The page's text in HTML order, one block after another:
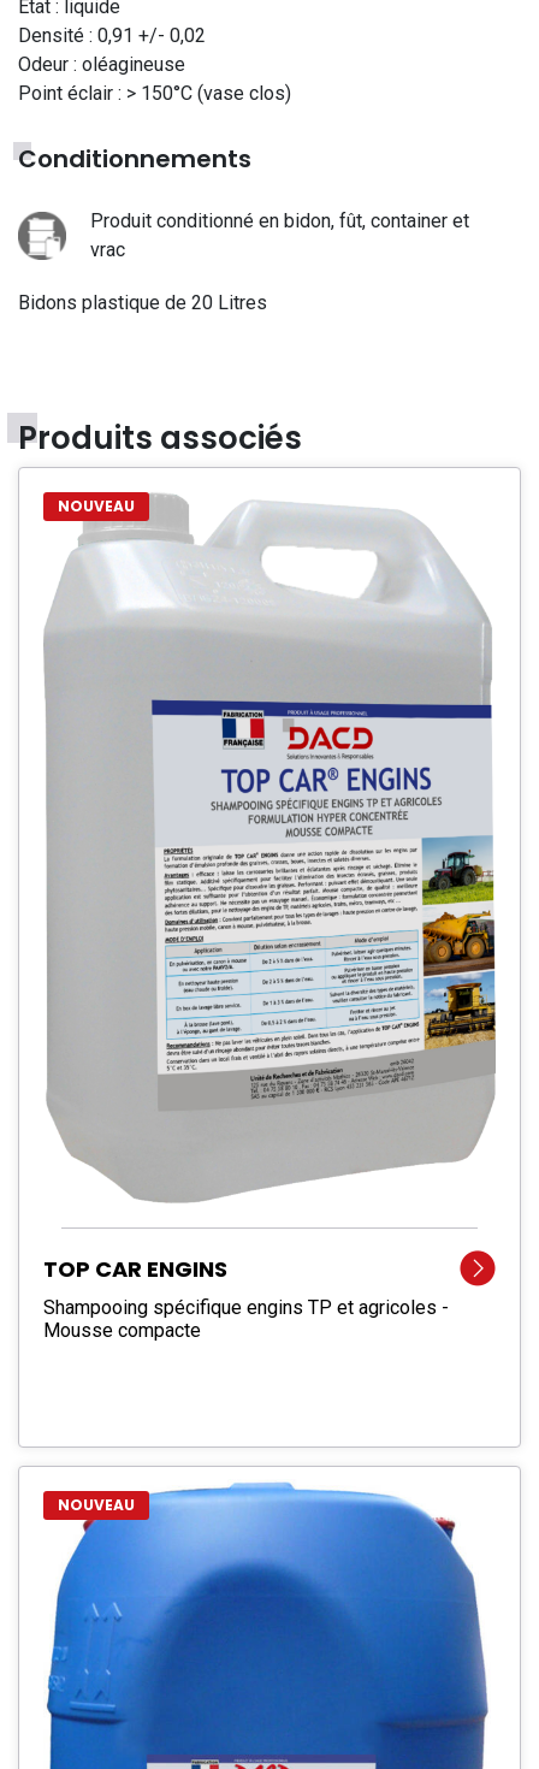
État : liquide
Densité : 0,91 +/- 0,02
Odeur : oléagineuse
Point éclair : > 150°C (vase clos)
Conditionnements
Produit conditionné en bidon, fût, container et
vrac
Bidons plastique de 20 Litres
Produits associés
NOUVEAU
TOP CAR ENGINS
Shampooing spécifique engins TP et agricoles -
Mousse compacte
NOUVEAU